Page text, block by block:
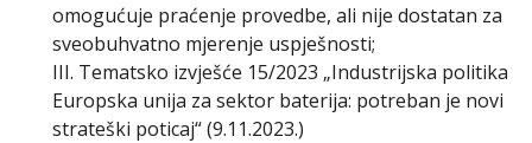
omogućuje praćenje provedbe, ali nije dostatan za
sveobuhvatno mjerenje uspješnosti;
III. Tematsko izvješće 15/2023 „Industrijska politika
Europska unija za sektor baterija: potreban je novi
strateški poticaj“ (9.11.2023.)